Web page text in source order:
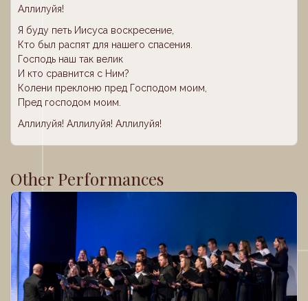
Аллилуйя!
Я буду петь Иисуса воскресение,
Кто был распят для нашего спасения.
Господь наш так велик
И кто сравнится с Ним?
Колени преклоню пред Господом моим,
Пред господом моим.
Аллилуйя! Аллилуйя! Аллилуйя!
Other Performances